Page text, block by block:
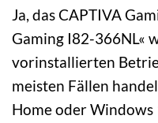
Ja, das CAPTIVA
Gaming I82-366NL«
vorinstallierten
meisten Fällen
Home oder